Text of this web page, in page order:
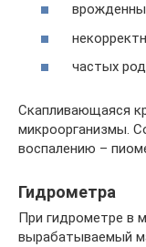
частых
Скапливающаяся
микроорганизмы.
воспалению –
Гидрометра
При гидрометре в
вырабатываемый